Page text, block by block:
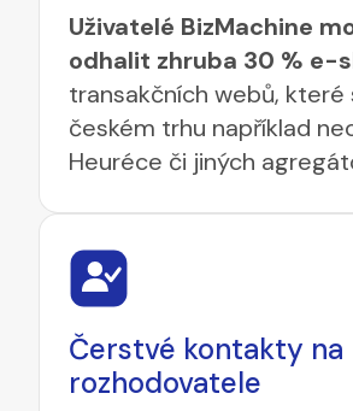
Uživatelé BizMachine
odhalit zhruba 30 % e-
transakčních webů, které
českém trhu například
Heuréce či jiných
Čerstvé kontakty na
rozhodovatele